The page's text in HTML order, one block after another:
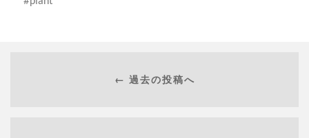
← 過去の投稿へ